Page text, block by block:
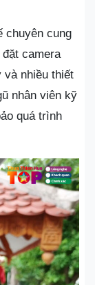
chuyên cung
camera
và nhiều thiết
nhân viên kỹ
quá trình